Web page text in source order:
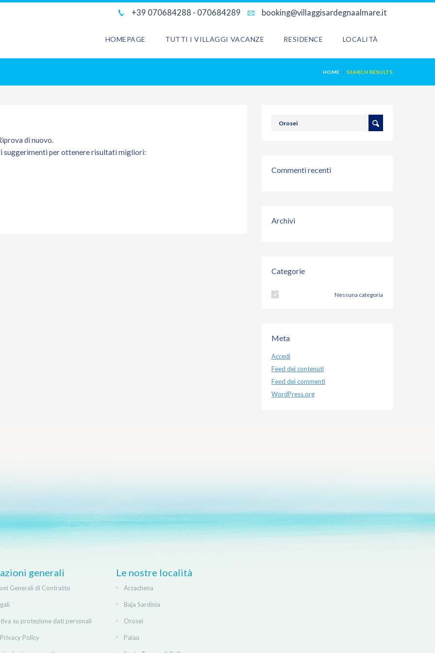
+39 070684288 - 070684289 booking@villaggisardegnaalmare.it
HOMEPAGE TUTTI I VILLAGGI VACANZE RESIDENCE LOCALITÀ
HOME SEARCH RESULTS
di nuovo.
suggerimenti per ottenere risultati migliori:
Commenti recenti
Archivi
Categorie
Nessuna categoria
Meta
Accedi
Feed dei contenuti
Feed dei commenti
WordPress.org
generali
Generali di Contratto
su protezione dati personali
Policy
Le nostre località
Arzachena
Baja Sardinia
Orosei
Palau